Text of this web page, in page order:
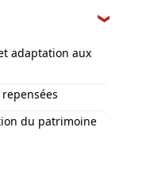
adaptation aux
du patrimoine